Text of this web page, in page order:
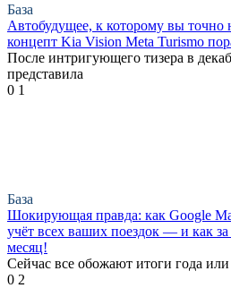
База
Автобудущее, к которому вы точно
концепт Kia Vision Meta Turismo
После интригующего тизера в
представила
0 1
База
Шокирующая правда: как Google
учёт всех ваших поездок — и как
месяц!
Сейчас все обожают итоги года
0 2